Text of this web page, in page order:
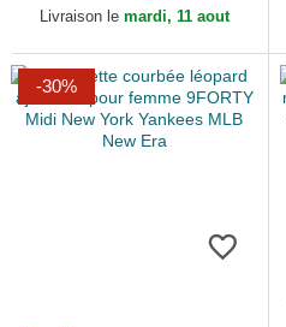
Goorin Bros.
Livraison le mardi, 11 aout
-30%